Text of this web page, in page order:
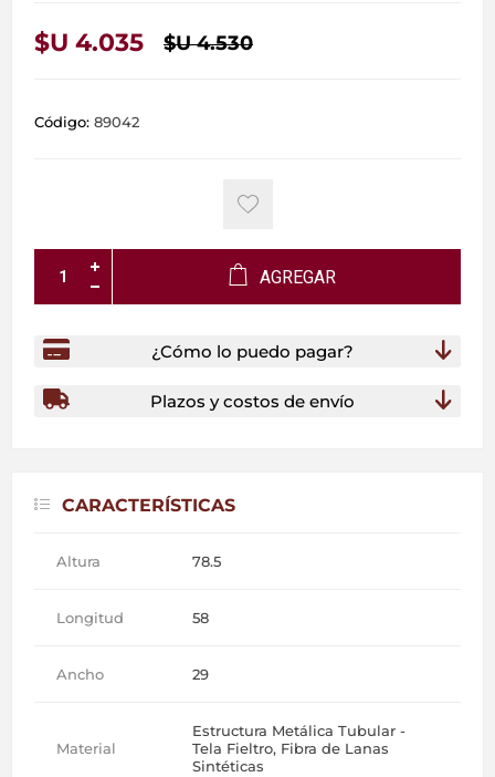
$U 4.035 $U 4.530
Código: 89042
AGREGAR
¿Cómo lo puedo pagar?
Plazos y costos de envío
CARACTERÍSTICAS
Altura 78.5
Longitud 58
Ancho 29
Material
Estructura Metálica Tubular -
Tela Fieltro, Fibra de Lanas
Sintéticas